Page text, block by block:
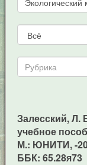
Залесский, Л.
учебное
М.: ЮНИТИ, -
ББК: 65.28я73